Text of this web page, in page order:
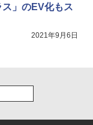
」のEV化もス
2021年9月6日